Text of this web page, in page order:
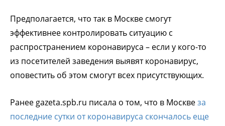
Предполагается, что так в Москве смогут
эффективнее контролировать ситуацию с
распространением коронавируса – если у кого-то
из посетителей заведения выявят коронавирус,
оповестить об этом смогут всех присутствующих.
Ранее gazeta.spb.ru писала о том, что в Москвеза
последние сутки от коронавируса скончалось еще